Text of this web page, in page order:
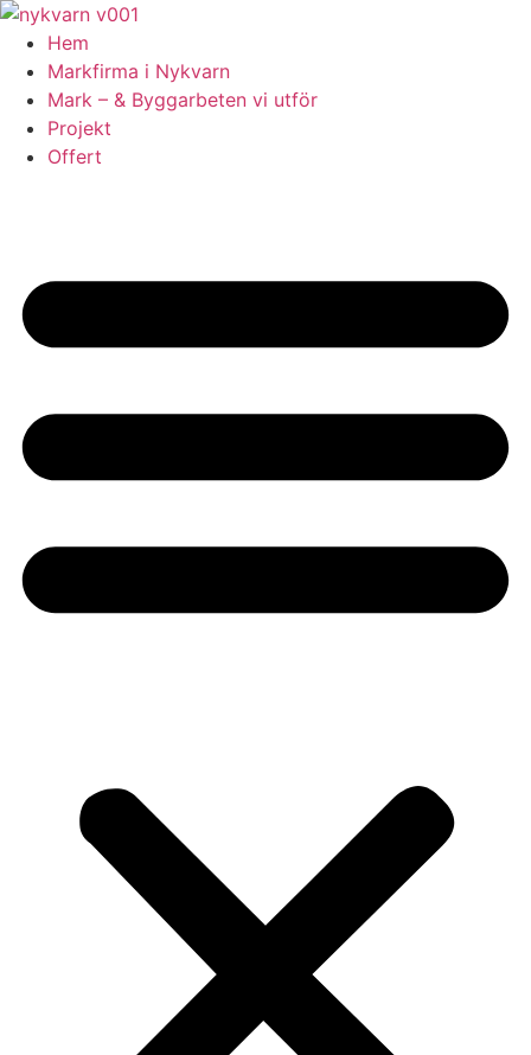
Skip
content
Hem
Markfirma i Nykvarn
Mark – & Byggarbeten vi utför
Projekt
Offert